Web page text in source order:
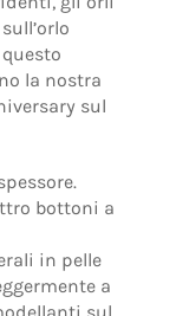
la nostra
sul
bottoni a
in pelle
a